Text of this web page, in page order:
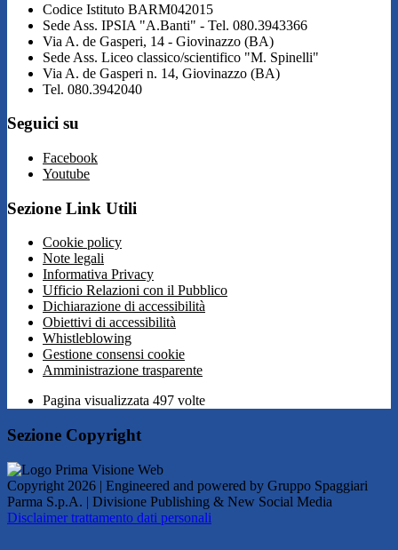
Codice Istituto BARM042015
Sede Ass. IPSIA "A.Banti" - Tel. 080.3943366
Via A. de Gasperi, 14 - Giovinazzo (BA)
Sede Ass. Liceo classico/scientifico "M. Spinelli"
Via A. de Gasperi n. 14, Giovinazzo (BA)
Tel. 080.3942040
Seguici su
Facebook
Youtube
Sezione Link Utili
Cookie policy
Note legali
Informativa Privacy
Ufficio Relazioni con il Pubblico
Dichiarazione di accessibilità
Obiettivi di accessibilità
Whistleblowing
Gestione consensi cookie
Amministrazione trasparente
Pagina visualizzata 497 volte
Sezione Copyright
Copyright 2026 | Engineered and powered by Gruppo Spaggiari
Parma S.p.A. | Divisione Publishing & New Social Media
Disclaimer trattamento dati personali